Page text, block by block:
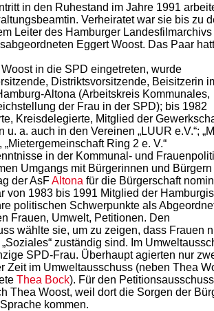
in den Ruhestand im Jahre 1991
Verheiratet war sie bis zu
Leiter des Hamburger
Eggert Woost. Das Paar
in die SPD eingetreten, wurde
Distriktsvorsitzende, Beisitzerin
Altona (Arbeitskreis Kommunales,
der Frau in der SPD); bis 1982
Kreisdelegierte, Mitglied der
u. a. auch in den Vereinen „LUUR e.V.“;
„Mietergemeinschaft Ring 2 e. V.“
in der Kommunal- und
Umgangs mit Bürgerinnen und
der AsFAltona für die Bürgerschaft
von 1983 bis 1991 Mitglied der
politischen Schwerpunkte als
Frauen, Umwelt, Petitionen. Den
wählte sie, um zu zeigen, dass Frauen
zuständig sind. Im
SPD-Frau. Überhaupt agierten nur
Zeit im Umweltausschuss (neben Thea
Thea Bock). Für den Petitionsausschuss
Thea Woost, weil dort die Sorgen der
kommen.